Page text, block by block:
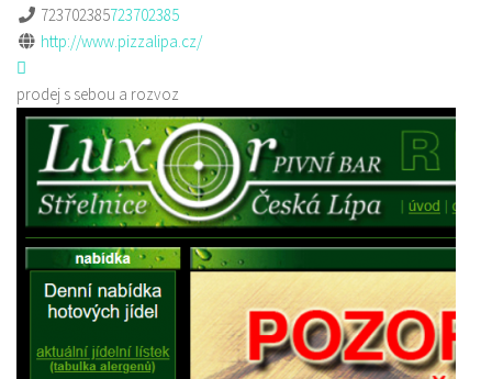
723702385723702385
http://www.pizzalipa.cz/
prodej s sebou a rozvoz